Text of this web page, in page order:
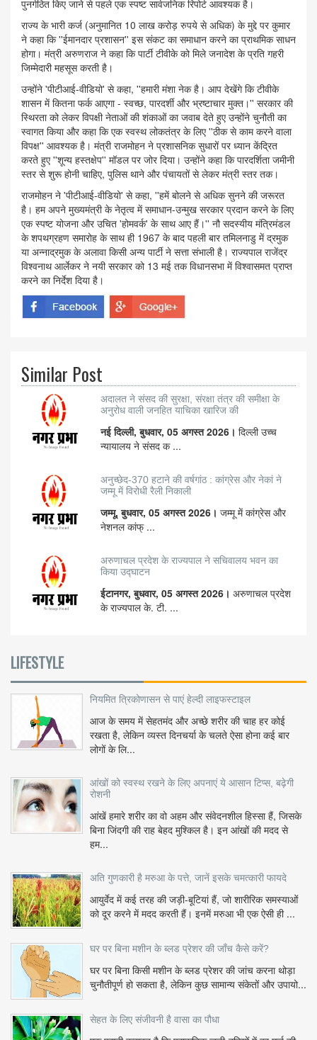
पुनर्गठित किए जाने से पहले एक स्पष्ट सार्वजनिक रिपोर्ट आवश्यक है।
राज्य के भारी कर्ज (अनुमानित 10 लाख करोड़ रुपये से अधिक) के मुद्दे पर कुमार
ने कहा कि ''ईमानदार प्रशासन'' इस संकट का समाधान करने का प्राथमिक साधन
होगा। मंत्री अरुणराज ने कहा कि पार्टी टीवीके को मिले जनादेश के प्रति गहरी
जिम्मेदारी महसूस करती है।
उन्होंने 'पीटीआई-वीडियो' से कहा, ''हमारी मंशा नेक है। आप देखेंगे कि टीवीके
शासन में कितना फर्क आएगा - स्वच्छ, पारदर्शी और भ्रष्टाचार मुक्त।'' सरकार की
स्थिरता को लेकर विपक्षी नेताओं की शंकाओं का जवाब देते हुए उन्होंने चुनौती का
स्वागत किया और कहा कि एक स्वस्थ लोकतंत्र के लिए ''ठीक से काम करने वाला
विपक्ष'' आवश्यक है। मंत्री राजमोहन ने प्रशासनिक सुधारों पर ध्यान केंद्रित
करते हुए ''शून्य हस्तक्षेप'' मॉडल पर जोर दिया। उन्होंने कहा कि पारदर्शिता जमीनी
स्तर से शुरू होनी चाहिए, पुलिस थाने और पंचायतों से लेकर मंत्री स्तर तक।
राजमोहन ने 'पीटीआई-वीडियो' से कहा, ''हमें बोलने से अधिक सुनने की जरूरत
है। हम अपने मुख्यमंत्री के नेतृत्व में समाधान-उन्मुख सरकार प्रदान करने के लिए
एक स्पष्ट योजना और उचित 'होमवर्क' के साथ आए हैं।'' नौ सदस्यीय मंत्रिमंडल
के शपथग्रहण समारोह के साथ ही 1967 के बाद पहली बार तमिलनाडु में द्रमुक
या अन्नाद्रमुक के अलावा किसी अन्य पार्टी ने सत्ता संभाली है। राज्यपाल राजेंद्र
विश्वनाथ आर्लेकर ने नयी सरकार को 13 मई तक विधानसभा में विश्वासमत प्राप्त
करने का निर्देश दिया है।
Similar Post
अदालत ने संसद की सुरक्षा, संरक्षा तंत्र की समीक्षा के
अनुरोध वाली जनहित याचिका खारिज की
नई दिल्ली, बुधवार, 05 अगस्त 2026। दिल्ली उच्च
न्यायालय ने संसद क ...
अनुच्छेद-370 हटाने की वर्षगांठ : कांग्रेस और नेकां ने
जम्मू में विरोधी रैली निकाली
जम्मू, बुधवार, 05 अगस्त 2026। जम्मू में कांग्रेस और
नेशनल कांफ् ...
अरुणाचल प्रदेश के राज्यपाल ने सचिवालय भवन का
किया उद्घाटन
ईटानगर, बुधवार, 05 अगस्त 2026। अरुणाचल प्रदेश
के राज्यपाल के. टी. ...
LIFESTYLE
नियमित त्रिकोणासन से पाएं हेल्दी लाइफस्टाइल
आज के समय में सेहतमंद और अच्छे शरीर की चाह हर कोई
रखता है, लेकिन व्यस्त दिनचर्या के चलते ऐसा होना कई बार
लोगों के लि...
आंखों को स्वस्थ रखने के लिए अपनाएं ये आसान टिप्स, बढ़ेगी
रोशनी
आंखें हमारे शरीर का वो अहम और संवेदनशील हिस्सा हैं, जिसके
बिना जिंदगी की राह बेहद मुश्किल है। इन आंखों की मदद से
हम...
अति गुणकारी है मरुआ के पत्ते, जानें इसके चमत्कारी फायदे
आयुर्वेद में कई तरह की जड़ी-बूटियां हैं, जो शारीरिक समस्याओं
को दूर करने में मदद करती हैं। इनमें मरुआ भी एक ऐसी ही ...
घर पर बिना मशीन के ब्लड प्रेशर की जाँच कैसे करें?
घर पर बिना किसी मशीन के ब्लड प्रेशर की जांच करना थोड़ा
चुनौतीपूर्ण हो सकता है, लेकिन कुछ सामान्य संकेतों और उपायो...
सेहत के लिए संजीवनी है वासा का पौधा